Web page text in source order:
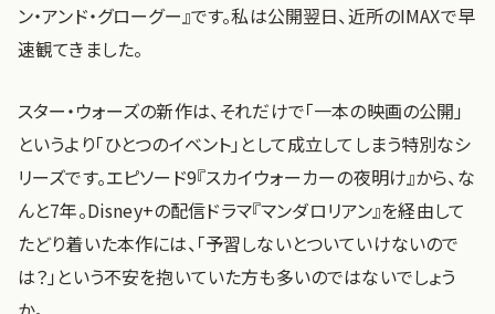
ン・アンド・グローグー』です。私は公開翌日、近所のIMAXで早
速観てきました。
スター・ウォーズの新作は、それだけで「一本の映画の公開」
というより「ひとつのイベント」として成立してしまう特別なシ
リーズです。エピソード9『スカイウォーカーの夜明け』から、な
んと7年。Disney+の配信ドラマ『マンダロリアン』を経由して
たどり着いた本作には、「予習しないとついていけないので
は？」という不安を抱いていた方も多いのではないでしょう